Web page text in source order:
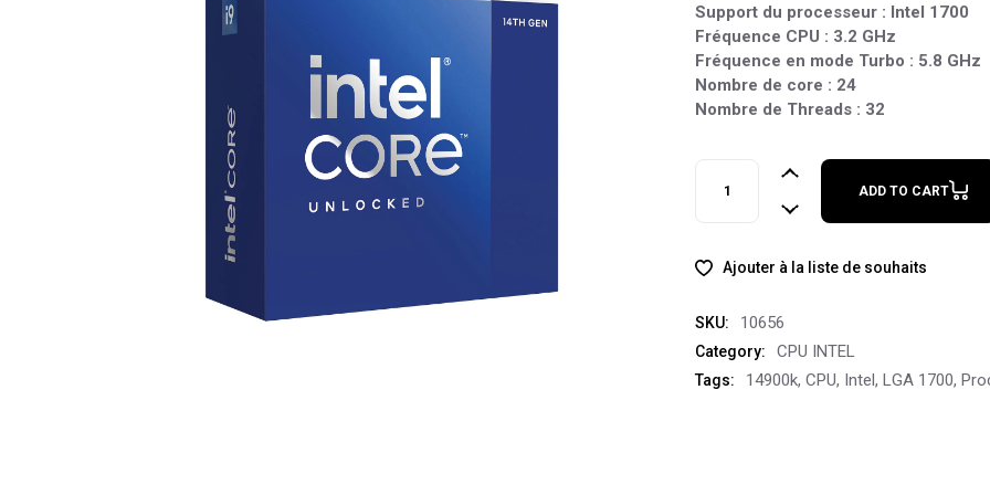
Support du processeur : Intel 1700
Fréquence CPU : 3.2 GHz
Fréquence en mode Turbo : 5.8 GHz
Nombre de core : 24
Nombre de Threads : 32
Intel Core i9-14900KF (3.2 GHz / 5.8
ADD TO CART
Ajouter à la liste de souhaits
SKU: 10656
Category: CPU INTEL
Tags: 14900k, CPU, Intel, LGA 1700,